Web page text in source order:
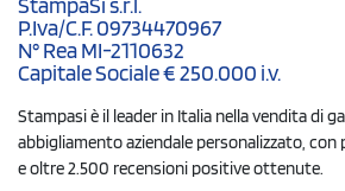
StampaSi s.r.l.
P.Iva/C.F. 09734470967
N° Rea MI-2110632
Capitale Sociale € 250.000 i.v.
Stampasi è il leader in Italia nella vendita di
abbigliamento aziendale personalizzato,
e oltre 2.500 recensioni positive ottenute.